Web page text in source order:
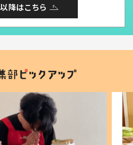
降はこちら